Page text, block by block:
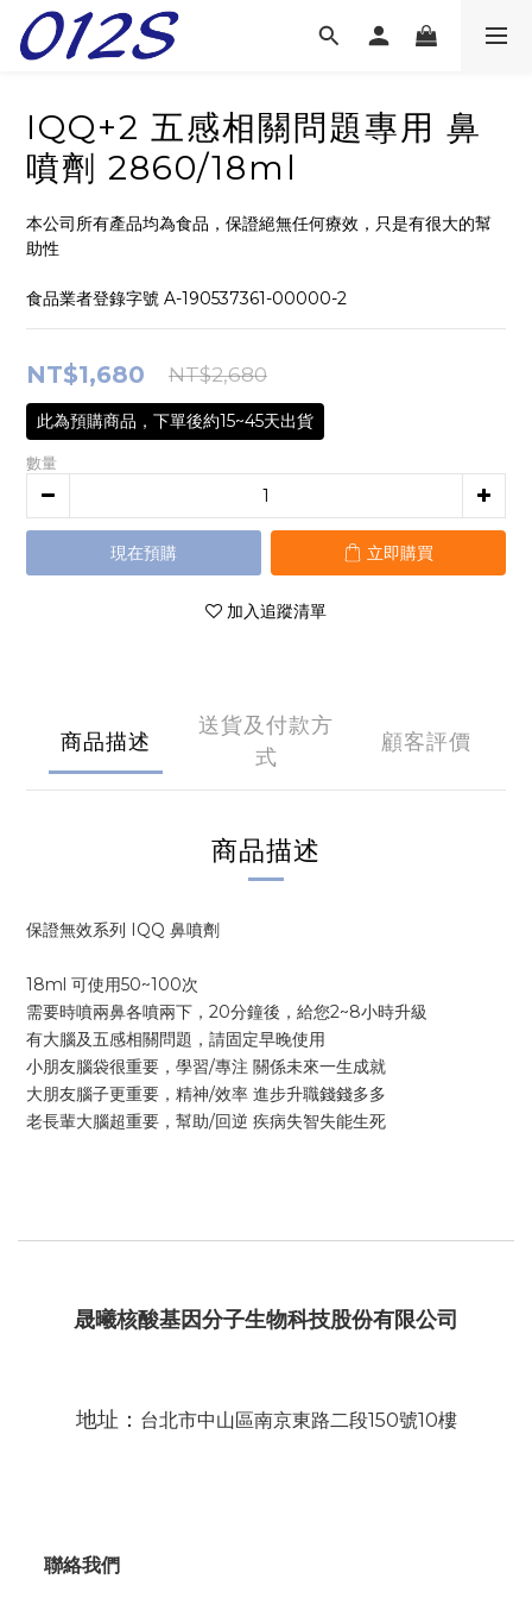
IQQ+2 五感相關問題專用 鼻
噴劑 2860/18ml
本公司所有產品均為食品，保證絕無任何療效，只是有很大的幫
助性
食品業者登錄字號 A-190537361-00000-2
NT$1,680 NT$2,680
此為預購商品，下單後約15~45天出貨
數量
現在預購 立即購買
加入追蹤清單
商品描述
送貨及付款方
式
顧客評價
商品描述
保證無效系列 IQQ 鼻噴劑
18ml 可使用50~100次
需要時噴兩鼻各噴兩下，20分鐘後，給您2~8小時升級
有大腦及五感相關問題，請固定早晚使用
小朋友腦袋很重要，學習/專注 關係未來一生成就
大朋友腦子更重要，精神/效率 進步升職錢錢多多
老長輩大腦超重要，幫助/回逆 疾病失智失能生死
晟曦核酸基因分子生物科技股份有限公司
地址： 台北市中山區南京東路二段150號10樓
聯絡我們